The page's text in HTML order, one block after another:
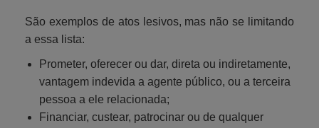
São exemplos de atos lesivos, mas não se limitando
a essa lista:
Prometer, oferecer ou dar, direta ou indiretamente,
vantagem indevida a agente público, ou a terceira
pessoa a ele relacionada;
Financiar, custear, patrocinar ou de qualquer